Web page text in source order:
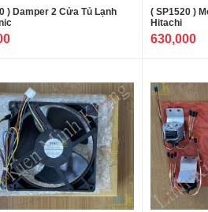
) Damper 2 Cửa Tủ Lạnh
( SP1520 )
Hitachi
630,000